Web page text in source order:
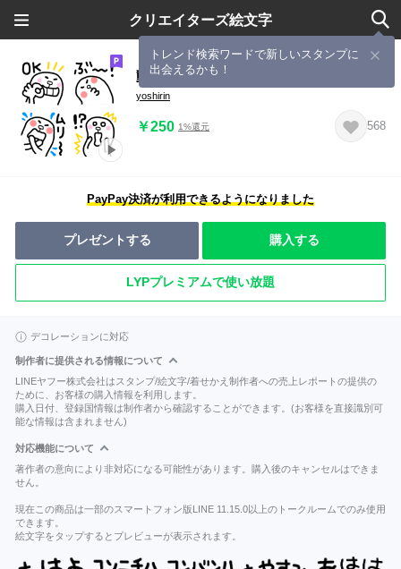
クリエイターズ絵文字
トレンド検索ワードで新しいスタンプに
出会えるかも！
動く うねっと 絵文字
yoshirin
￥250 1%還元 568
PayPay決済が利用できるようになりました
プレゼントする 購入する
LYPプレミアムで使い放題
デコレーションに対応
制作者に提供される情報について
LINEヤフー株式会社はスタンプ/絵文字/着せかえ制作者への売上レポートの提供の
ために、お客様の購入情報を利用します。
購入日付、登録国情報は制作者から確認することができます。(お客様を直接識別可
能な情報は含まれません)
対応機能について
著作者の意向により非対応になる可能性があります。購入後のキャンセルはできま
せん。
現在この商品は一部のスマートフォン版LINE 11.15.0以上のトークルームでのみ使用
できます。
絵文字をタップするとプレビューが表示されます。